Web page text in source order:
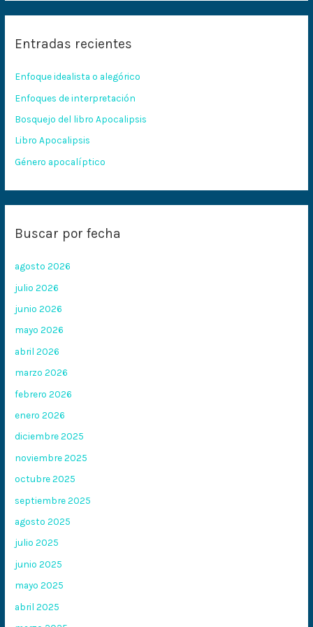
a
p
o
r
:
Entradas recientes
Enfoque idealista o alegórico
Enfoques de interpretación
Bosquejo del libro Apocalipsis
Libro Apocalipsis
Género apocalíptico
Buscar por fecha
agosto 2026
julio 2026
junio 2026
mayo 2026
abril 2026
marzo 2026
febrero 2026
enero 2026
diciembre 2025
noviembre 2025
octubre 2025
septiembre 2025
agosto 2025
julio 2025
junio 2025
mayo 2025
abril 2025